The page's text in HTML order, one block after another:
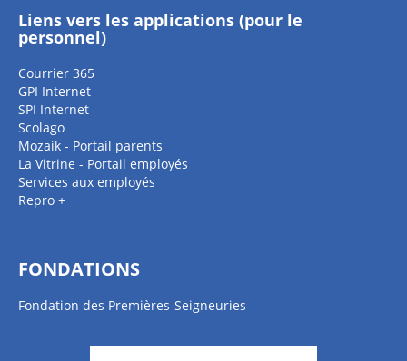
Liens vers les applications (pour le
personnel)
Courrier 365
GPI Internet
SPI Internet
Scolago
Mozaik - Portail parents
La Vitrine - Portail employés
Services aux employés
Repro +
FONDATIONS
Fondation des Premières-Seigneuries